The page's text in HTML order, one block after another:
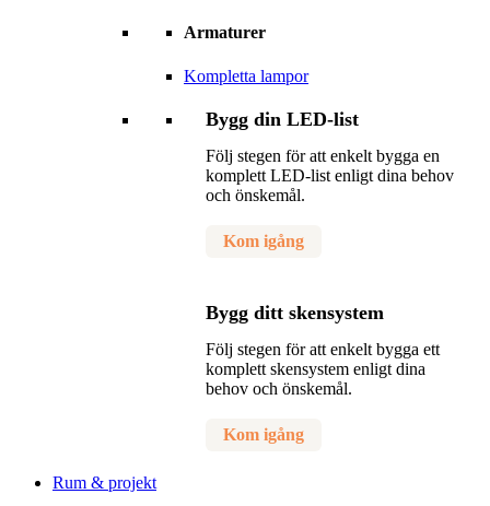
Armaturer
Kompletta lampor
Bygg din LED-list
Följ stegen för att enkelt bygga en
komplett LED-list enligt dina behov
och önskemål.
Kom igång
Bygg ditt skensystem
Följ stegen för att enkelt bygga ett
komplett skensystem enligt dina
behov och önskemål.
Kom igång
Rum & projekt